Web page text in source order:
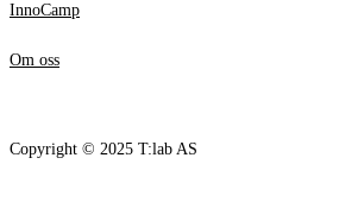
InnoCamp
Om oss
Copyright © 2025 T:lab AS